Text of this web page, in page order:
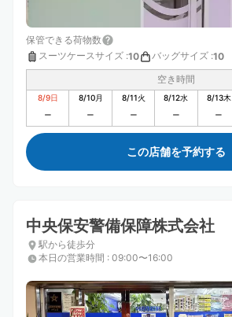
保管できる荷物数
スーツケースサイズ :10 バッグサイズ :10
空き時間
8/9日 8/10月 8/11火 8/12水 8/13木
この店舗を予約する
中央保安警備保障株式会社
駅から徒歩分
本日の営業時間 : 09:00〜16:00